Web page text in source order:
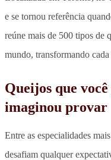
e se tornou referência
reúne mais de 500 tipos de
mundo, transformando
Queijos que
imaginou provar
Entre as especialidades
desafiam qualquer